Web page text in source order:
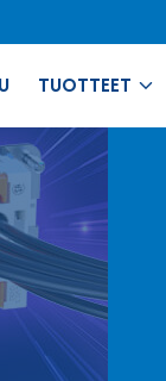
TUOTTEET